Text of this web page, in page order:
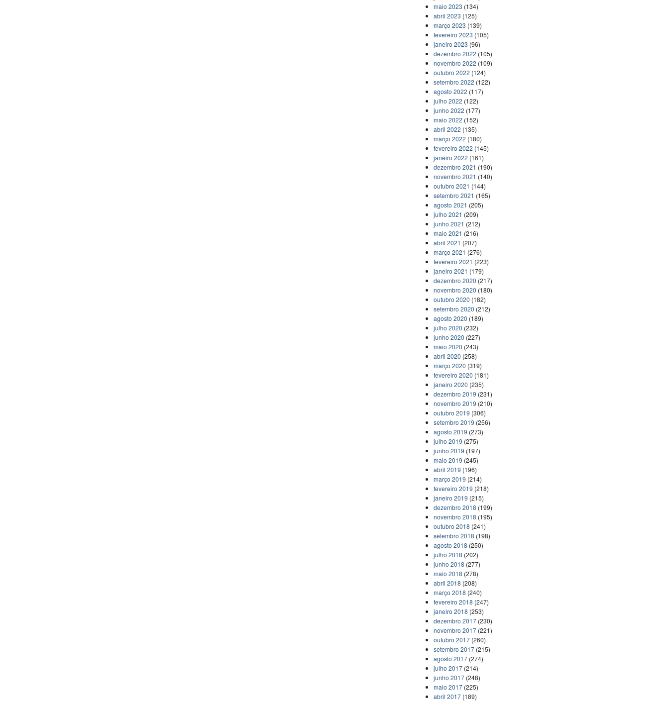
maio 2023 (134)
abril 2023 (125)
março 2023 (139)
fevereiro 2023 (105)
janeiro 2023 (96)
dezembro 2022 (105)
novembro 2022 (109)
outubro 2022 (124)
setembro 2022 (122)
agosto 2022 (117)
julho 2022 (122)
junho 2022 (177)
maio 2022 (152)
abril 2022 (135)
março 2022 (180)
fevereiro 2022 (145)
janeiro 2022 (161)
dezembro 2021 (190)
novembro 2021 (140)
outubro 2021 (144)
setembro 2021 (165)
agosto 2021 (205)
julho 2021 (209)
junho 2021 (212)
maio 2021 (216)
abril 2021 (207)
março 2021 (276)
fevereiro 2021 (223)
janeiro 2021 (179)
dezembro 2020 (217)
novembro 2020 (180)
outubro 2020 (182)
setembro 2020 (212)
agosto 2020 (189)
julho 2020 (232)
junho 2020 (227)
maio 2020 (243)
abril 2020 (258)
março 2020 (319)
fevereiro 2020 (181)
janeiro 2020 (235)
dezembro 2019 (231)
novembro 2019 (210)
outubro 2019 (306)
setembro 2019 (256)
agosto 2019 (273)
julho 2019 (275)
junho 2019 (197)
maio 2019 (245)
abril 2019 (196)
março 2019 (214)
fevereiro 2019 (218)
janeiro 2019 (215)
dezembro 2018 (199)
novembro 2018 (195)
outubro 2018 (241)
setembro 2018 (198)
agosto 2018 (250)
julho 2018 (202)
junho 2018 (277)
maio 2018 (278)
abril 2018 (208)
março 2018 (240)
fevereiro 2018 (247)
janeiro 2018 (253)
dezembro 2017 (230)
novembro 2017 (221)
outubro 2017 (260)
setembro 2017 (215)
agosto 2017 (274)
julho 2017 (214)
junho 2017 (248)
maio 2017 (225)
abril 2017 (189)